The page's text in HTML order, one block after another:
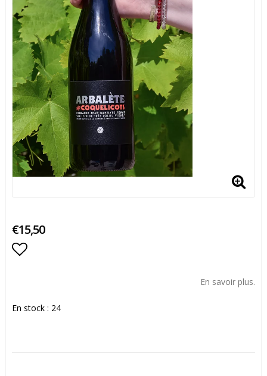
€15,50
En savoir plus.
En stock : 24